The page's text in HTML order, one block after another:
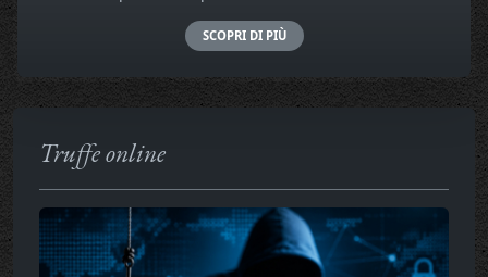
SCOPRI DI PIÙ
Truffe online